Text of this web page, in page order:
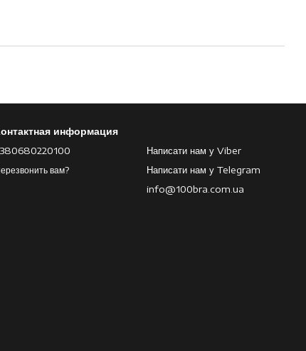
информация
вам?
Написати нам у Viber
Написати нам у Telegram
info@100bra.com.ua